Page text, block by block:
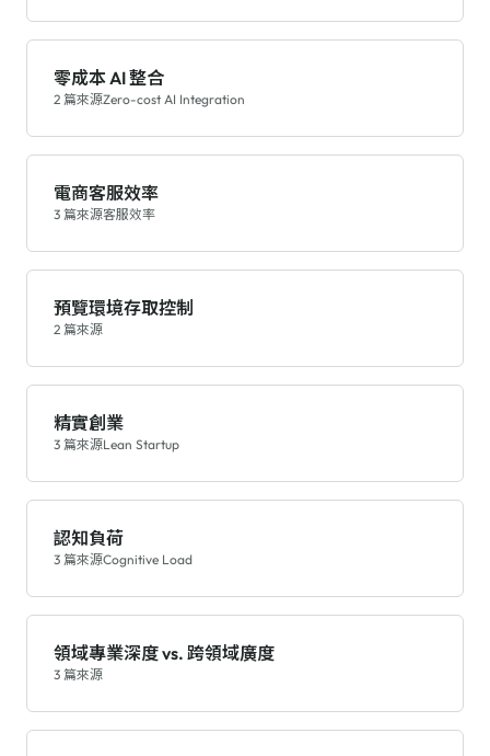
零成本 AI 整合
2 篇來源Zero-cost AI Integration
電商客服效率
3 篇來源客服效率
預覽環境存取控制
2 篇來源
精實創業
3 篇來源Lean Startup
認知負荷
3 篇來源Cognitive Load
領域專業深度 vs. 跨領域廣度
3 篇來源